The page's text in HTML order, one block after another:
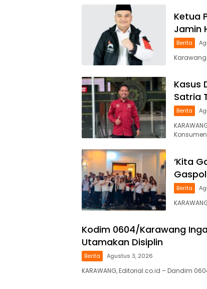
Ketua
Jamin
Berita
Karawang
Kasus
Satria
Berita
‘Kita
Gaspol
Berita
Kodim 0604/Karawang
Utamakan Disiplin
Berita Agustus 3, 2026
KARAWANG, Editorial.co.id – Dandim